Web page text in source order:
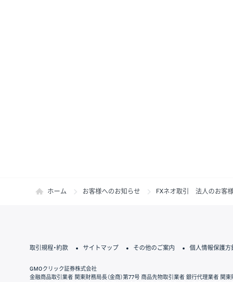
ホーム お客様へのお知らせ FXネオ取引 法人のお客
取引規程・約款 サイトマップ その他のご案内 個人情報保護方
GMOクリック証券株式会社
金融商品取引業者 関東財務局長（金商）第77号 商品先物取引業者 銀行代理業者 関